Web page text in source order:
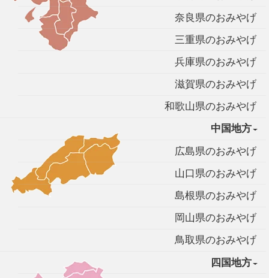
奈良県のおみやげ
三重県のおみやげ
兵庫県のおみやげ
滋賀県のおみやげ
和歌山県のおみやげ
中国地方
広島県のおみやげ
山口県のおみやげ
島根県のおみやげ
岡山県のおみやげ
鳥取県のおみやげ
四国地方